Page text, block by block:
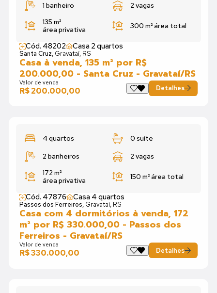
1 banheiro
2 vagas
135 m²
área privativa
300 m²área total
Cód. 48202 Casa 2 quartos
Santa Cruz, Gravataí, RS
Casa à venda, 135 m² por R$
200.000,00 - Santa Cruz - Gravataí/RS
Valor de venda
R$ 200.000,00 Detalhes
4 quartos 0 suíte
2 banheiros
2 vagas
172 m²
área privativa
150 m²área total
Cód. 47876 Casa 4 quartos
Passos dos Ferreiros, Gravataí, RS
Casa com 4 dormitórios à venda, 172
m² por R$ 330.000,00 - Passos dos
Ferreiros - Gravataí/RS
Valor de venda
R$ 330.000,00 Detalhes